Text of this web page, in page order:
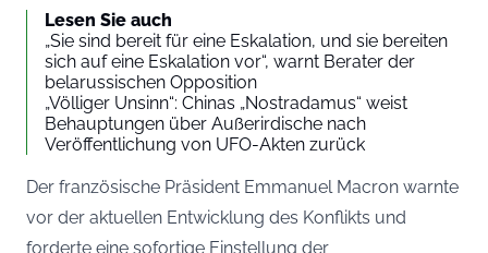
Lesen Sie auch
„Sie sind bereit für eine Eskalation, und sie bereiten
sich auf eine Eskalation vor“, warnt Berater der
belarussischen Opposition
„Völliger Unsinn“: Chinas „Nostradamus“ weist
Behauptungen über Außerirdische nach
Veröffentlichung von UFO-Akten zurück
Der französische Präsident Emmanuel Macron warnte
vor der aktuellen Entwicklung des Konflikts und
forderte eine sofortige Einstellung der